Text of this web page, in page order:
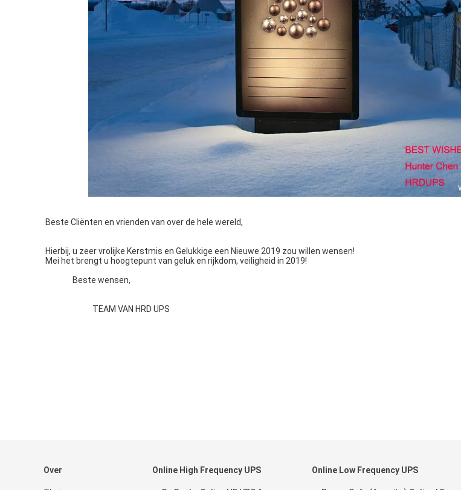
Beste Cliënten en vrienden van over de hele wereld,
Hierbij, u zeer vrolijke Kerstmis en Gelukkige een Nieuwe 2019 zou willen wensen!
Mei het brengt u hoogtepunt van geluk en rijkdom, veiligheid in 2019!
Beste wensen,
TEAM VAN HRD UPS
Over Online High Frequency UPS Online Low Frequency UPS